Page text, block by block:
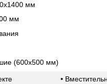
мм
мм
(600х500 мм)
•